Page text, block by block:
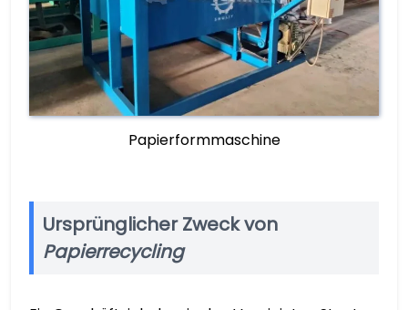
Papierformmaschine
Ursprünglicher Zweck von
Papierrecycling